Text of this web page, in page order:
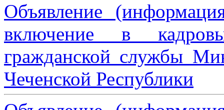
Объявление
включение в
гражданской службы
Чеченской Республики